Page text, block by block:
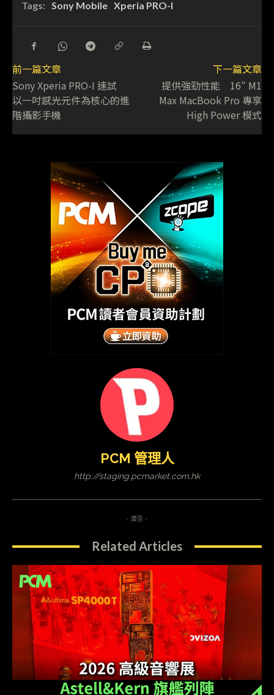
Tags: Sony Mobile Xperia PRO-I
前一篇文章
Sony Xperia PRO-I 速試
以一吋感光元件為核心的進
階攝影手機
下一篇文章
提供強勁性能 16″ M1
Max MacBook Pro 專享
High Power 模式
PCM 管理人
http://staging.pcmarket.com.hk
- 廣告 -
Related Articles